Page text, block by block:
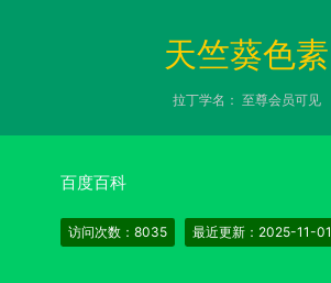
天竺葵色素
拉丁学名： 至尊会员可见
百度百科
访问次数：8035 最近更新：2025-11-01